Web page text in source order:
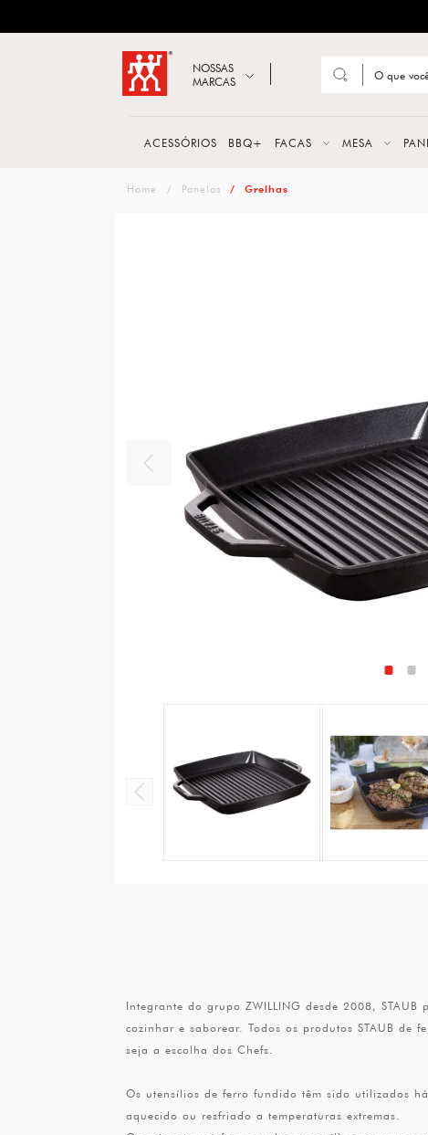
ZWILLING
NOSSAS
MARCAS
FACAS
ACESSÓRIOS BBQ+ FACAS MESA
Panelas Grelhas
Integrante do grupo ZWILLING desde 2008,
cozinhar e saborear. Todos os produtos STAUB
seja a escolha dos Chefs.
Os utensílios de ferro fundido têm sido utilizados
aquecido ou resfriado a temperaturas extremas.